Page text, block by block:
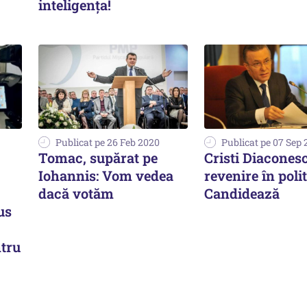
inteligenţa!
Publicat pe 26 Feb 2020
Tomac, supărat pe
Iohannis: Vom vedea
dacă votăm
Publicat pe 07 Sep
Cristi
revenire în
Candidează